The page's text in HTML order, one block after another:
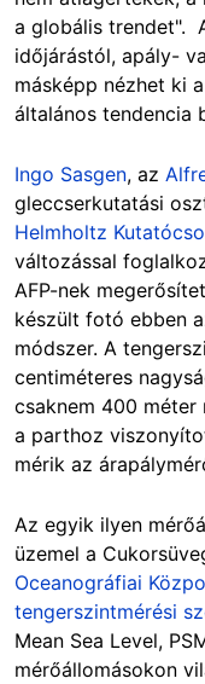
a globális trendet".
időjárástól, apály-
másképp nézhet ki
általános tendencia
Ingo Sasgen, az
gleccserkutatási
Helmholtz
változással
AFP-nek
készült fotó ebben
módszer. A
centiméteres
csaknem 400 méter
a parthoz
mérik az
Az egyik ilyen
üzemel a
Oceanográfiai
tengerszintmérési
Mean Sea Level,
mérőállomásokon